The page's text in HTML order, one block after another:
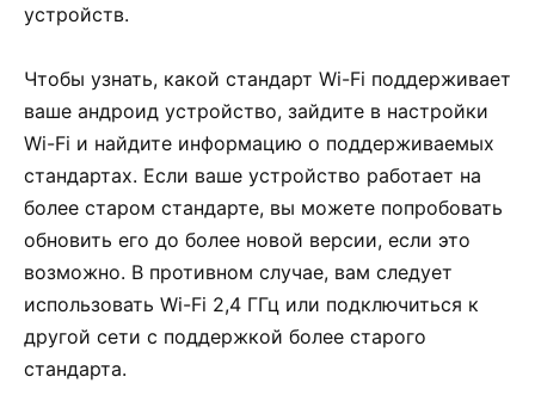
устройств.
Чтобы узнать, какой стандарт Wi-Fi поддерживает
ваше андроид устройство, зайдите в настройки
Wi-Fi и найдите информацию о поддерживаемых
стандартах. Если ваше устройство работает на
более старом стандарте, вы можете попробовать
обновить его до более новой версии, если это
возможно. В противном случае, вам следует
использовать Wi-Fi 2,4 ГГц или подключиться к
другой сети с поддержкой более старого
стандарта.